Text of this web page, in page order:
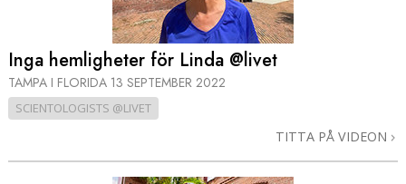
Inga hemligheter för Linda @livet
TAMPA I FLORIDA 13 SEPTEMBER 2022
SCIENTOLOGISTS @LIVET
TITTA PÅ VIDEON